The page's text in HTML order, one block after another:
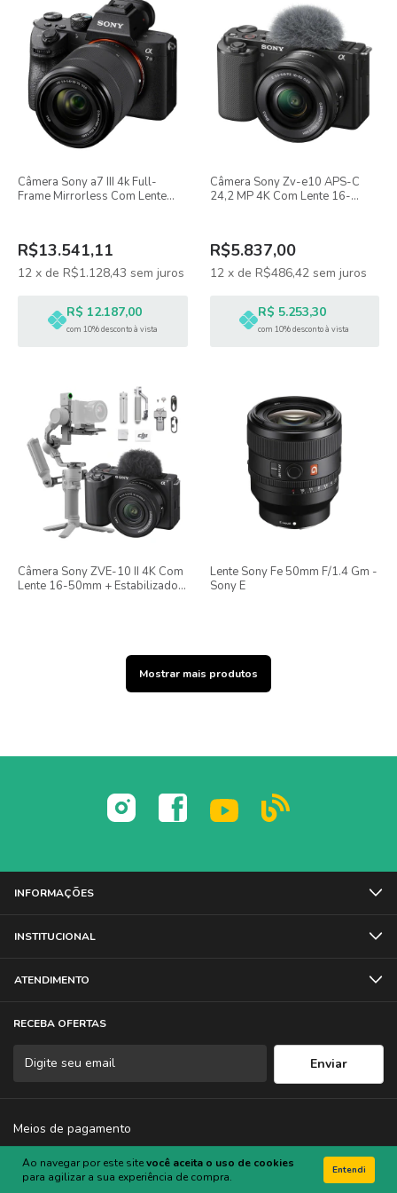
Ao navegar por este sitevocê aceita o uso de cookies
para agilizar a sua experiência de compra.
Entendi
Câmera Sony a7 III 4k Full-
Frame Mirrorless Com Lente
R$13.541,11
12 x de R$1.128,43 sem juros
R$ 12.187,00
com 10% desconto à vista
Câmera Sony Zv-e10 APS-C
24,2 MP 4K Com Lente 16-
R$5.837,00
12 x de R$486,42 sem juros
R$ 5.253,30
com 10% desconto à vista
Câmera Sony ZVE-10 II 4K Com
Lente 16-50mm + Estabilizador
Lente Sony Fe 50mm F/1.4 Gm -
Sony E
Mostrar mais produtos
INFORMAÇÕES
INSTITUCIONAL
ATENDIMENTO
RECEBA OFERTAS
Meios de pagamento